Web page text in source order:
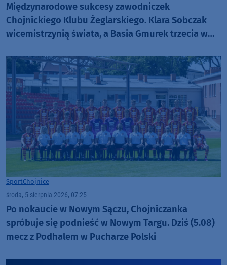
Międzynarodowe sukcesy zawodniczek
Chojnickiego Klubu Żeglarskiego. Klara Sobczak
wicemistrzynią świata, a Basia Gmurek trzecia w
SportChojnice
środa, 5 sierpnia 2026, 07:25
Po nokaucie w Nowym Sączu, Chojniczanka
spróbuje się podnieść w Nowym Targu. Dziś (5.08)
mecz z Podhalem w Pucharze Polski